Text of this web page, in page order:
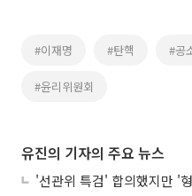
#이재명 #탄핵 #공
#윤리위원회
유진의 기자의 주요 뉴스